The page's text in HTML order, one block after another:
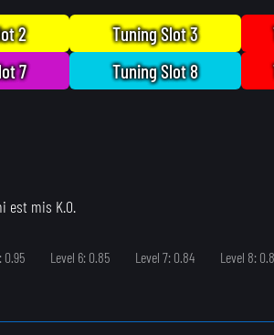
2 Tuning Slot 3
7 Tuning Slot 8
est mis K.O.
0.95 Level 6: 0.85 Level 7: 0.84 Level 8: